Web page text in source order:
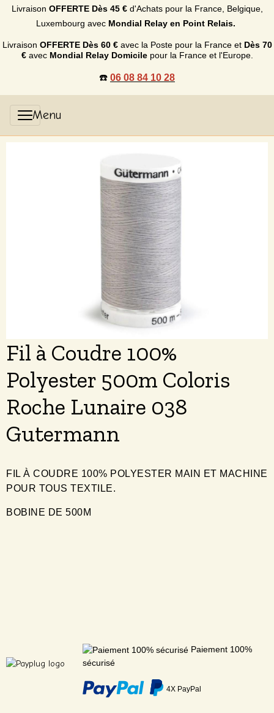
Livraison OFFERTE Dès 45 €d'Achats pour la France, Belgique,
Luxembourg avec Mondial Relay en Point Relais.
Livraison OFFERTE Dès 60 €avec la Poste pour la France et Dès 70
€avec Mondial Relay Domicilepour la France et l'Europe.
☎️ 06 08 84 10 28
Fil à Coudre 100%
Polyester 500m Coloris
Roche Lunaire 038
Gutermann
FIL À COUDRE 100% POLYESTER MAIN ET MACHINE
POUR TOUS TEXTILE.
BOBINE DE 500M
Paiement 100%
sécurisé
4X PayPal